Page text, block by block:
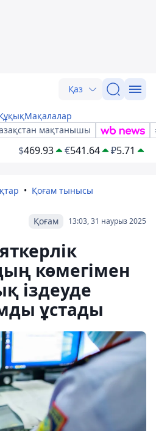
Қаз
Мақалалар
мақтанышы
$469.93 €541.64 ₽5.71
Қоғам тынысы
13:03, 31 наурыз 2025
Қоғам
көмегімен
іздеуде
ұстады